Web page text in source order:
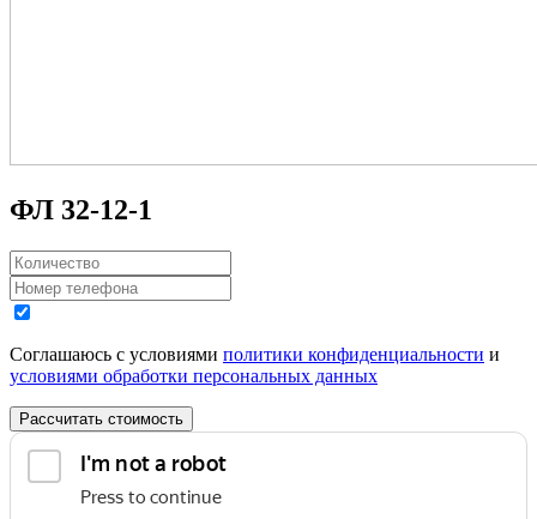
ФЛ 32-12-1
Соглашаюсь с условиями политики конфиденциальности и
условиями обработки персональных данных
Рассчитать стоимость